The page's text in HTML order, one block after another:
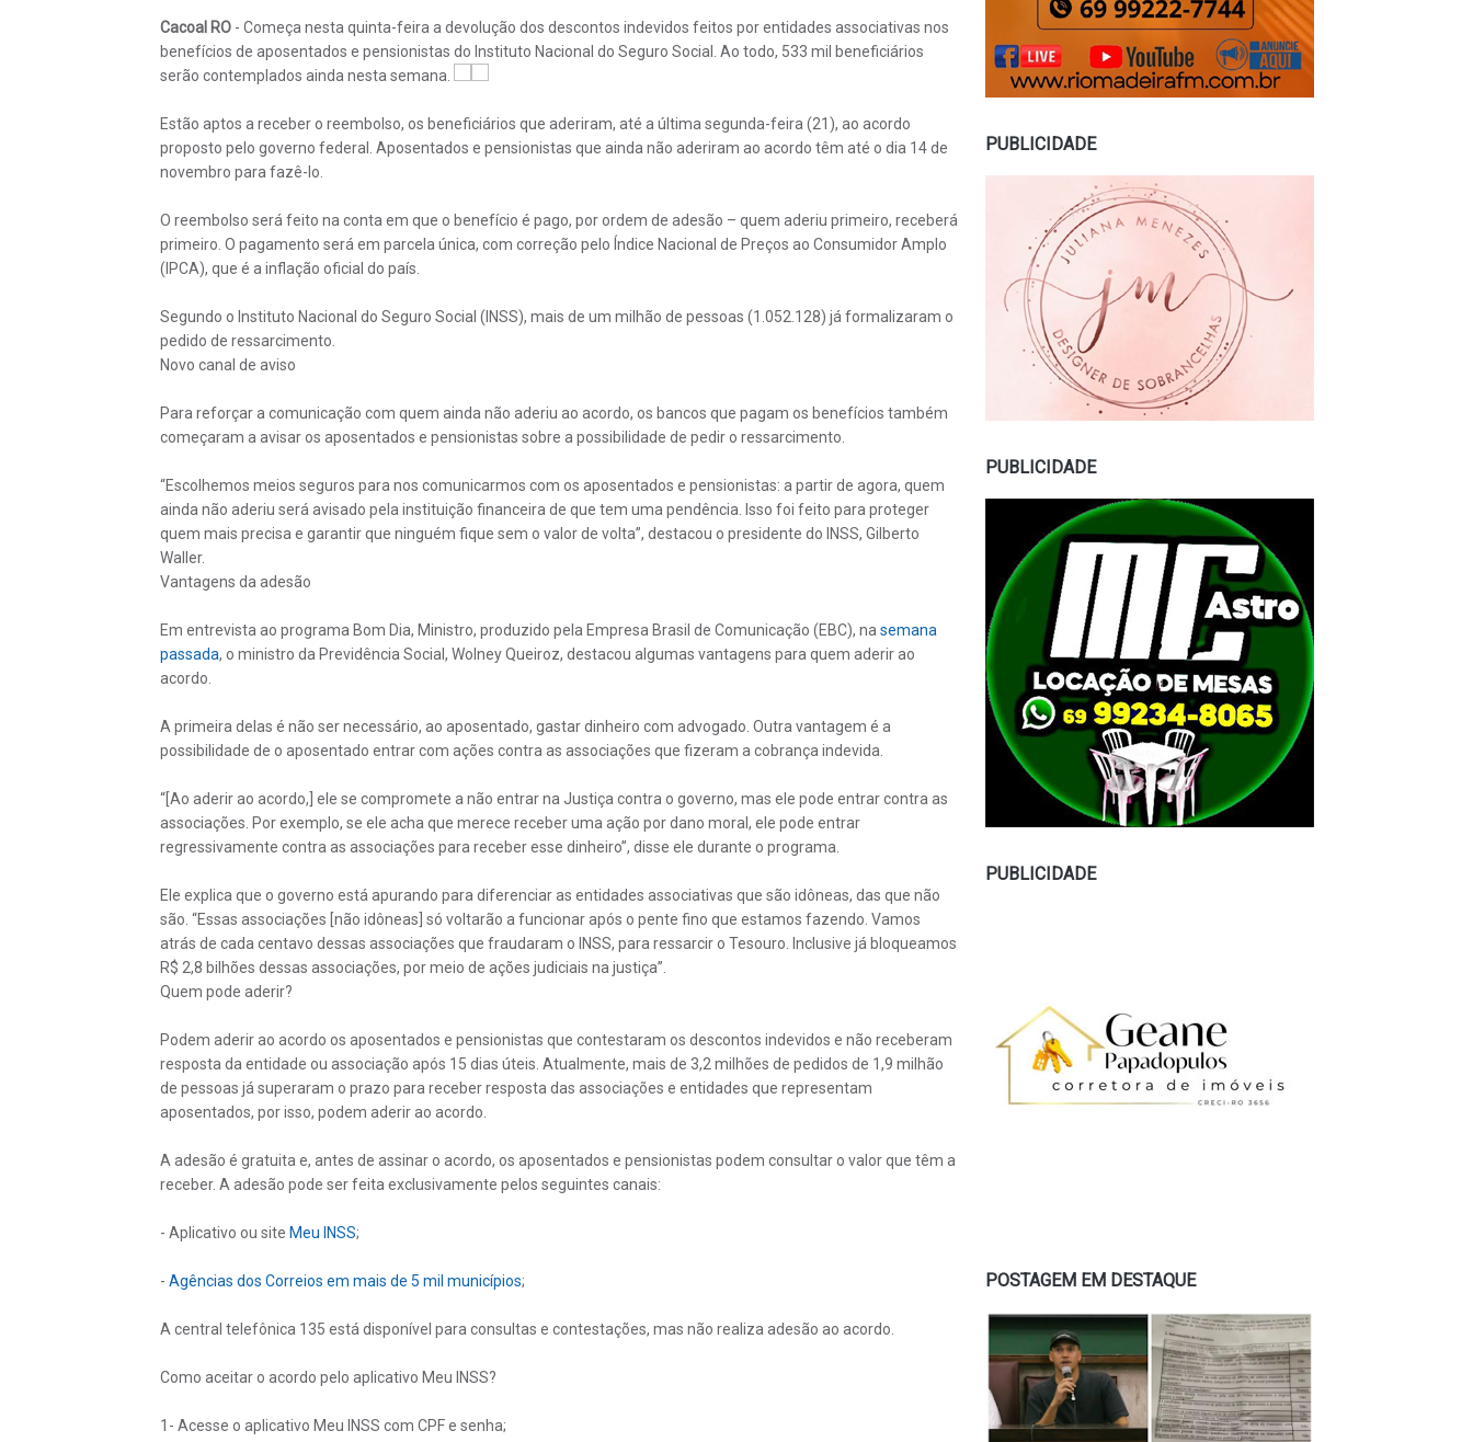
Cacoal RO- Começa nesta quinta-feira a devolução dos descontos indevidos feitos por entidades associativas nos
benefícios de aposentados e pensionistas do Instituto Nacional do Seguro Social. Ao todo, 533 mil beneficiários
serão contemplados ainda nesta semana.
Estão aptos a receber o reembolso, os beneficiários que aderiram, até a última segunda-feira (21), ao acordo
proposto pelo governo federal. Aposentados e pensionistas que ainda não aderiram ao acordo têm até o dia 14 de
novembro para fazê-lo.
O reembolso será feito na conta em que o benefício é pago, por ordem de adesão – quem aderiu primeiro, receberá
primeiro. O pagamento será em parcela única, com correção pelo Índice Nacional de Preços ao Consumidor Amplo
(IPCA), que é a inflação oficial do país.
Segundo o Instituto Nacional do Seguro Social (INSS), mais de um milhão de pessoas (1.052.128) já formalizaram o
pedido de ressarcimento.
Novo canal de aviso
Para reforçar a comunicação com quem ainda não aderiu ao acordo, os bancos que pagam os benefícios também
começaram a avisar os aposentados e pensionistas sobre a possibilidade de pedir o ressarcimento.
“Escolhemos meios seguros para nos comunicarmos com os aposentados e pensionistas: a partir de agora, quem
ainda não aderiu será avisado pela instituição financeira de que tem uma pendência. Isso foi feito para proteger
quem mais precisa e garantir que ninguém fique sem o valor de volta”, destacou o presidente do INSS, Gilberto
Waller.
Vantagens da adesão
Em entrevista ao programa Bom Dia, Ministro, produzido pela Empresa Brasil de Comunicação (EBC), na semana
passada, o ministro da Previdência Social, Wolney Queiroz, destacou algumas vantagens para quem aderir ao
acordo.
A primeira delas é não ser necessário, ao aposentado, gastar dinheiro com advogado. Outra vantagem é a
possibilidade de o aposentado entrar com ações contra as associações que fizeram a cobrança indevida.
“[Ao aderir ao acordo,] ele se compromete a não entrar na Justiça contra o governo, mas ele pode entrar contra as
associações. Por exemplo, se ele acha que merece receber uma ação por dano moral, ele pode entrar
regressivamente contra as associações para receber esse dinheiro”, disse ele durante o programa.
Ele explica que o governo está apurando para diferenciar as entidades associativas que são idôneas, das que não
são. “Essas associações [não idôneas] só voltarão a funcionar após o pente fino que estamos fazendo. Vamos
atrás de cada centavo dessas associações que fraudaram o INSS, para ressarcir o Tesouro. Inclusive já bloqueamos
R$ 2,8 bilhões dessas associações, por meio de ações judiciais na justiça”.
Quem pode aderir?
Podem aderir ao acordo os aposentados e pensionistas que contestaram os descontos indevidos e não receberam
resposta da entidade ou associação após 15 dias úteis. Atualmente, mais de 3,2 milhões de pedidos de 1,9 milhão
de pessoas já superaram o prazo para receber resposta das associações e entidades que representam
aposentados, por isso, podem aderir ao acordo.
A adesão é gratuita e, antes de assinar o acordo, os aposentados e pensionistas podem consultar o valor que têm a
receber. A adesão pode ser feita exclusivamente pelos seguintes canais:
- Aplicativo ou site Meu INSS;
- Agências dos Correios em mais de 5 mil municípios;
A central telefônica 135 está disponível para consultas e contestações, mas não realiza adesão ao acordo.
Como aceitar o acordo pelo aplicativo Meu INSS?
1- Acesse o aplicativo Meu INSS com CPF e senha;
PUBLICIDADE
PUBLICIDADE
PUBLICIDADE
POSTAGEM EM DESTAQUE